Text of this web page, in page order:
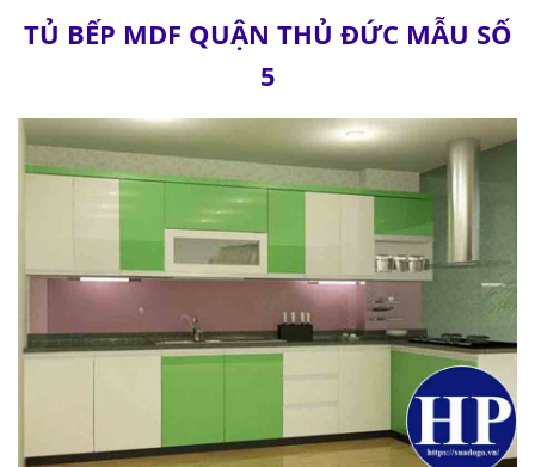
TỦ BẾP MDF QUẬN THỦ ĐỨC MẪU SỐ
5